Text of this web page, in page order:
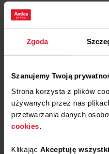
Zgoda
Szanujemy Twoją
Strona korzysta z plików
używanych przez nas
przetwarzania danych
cookies.
Klikając Akceptuję
Etykieta energetyczna
Etykieta
Karta produktu
Karta produktu
Pokaż